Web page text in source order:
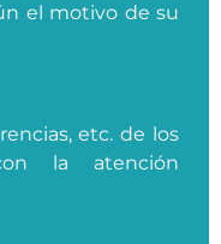
el motivo de su
etc. de los
la atención